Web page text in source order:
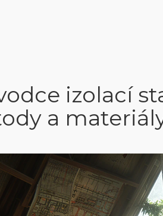
izolací
a